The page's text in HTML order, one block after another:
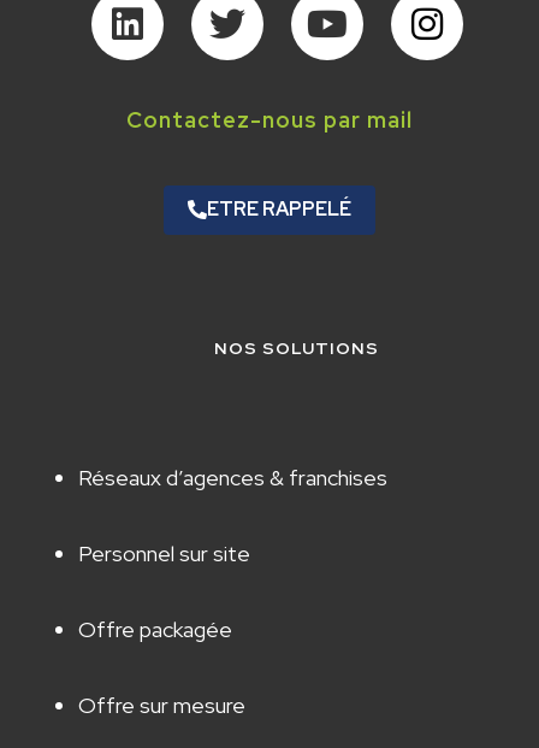
Contactez-nous par mail
ETRE RAPPELÉ
NOS SOLUTIONS
Réseaux d’agences & franchises
Personnel sur site
Offre packagée
Offre sur mesure